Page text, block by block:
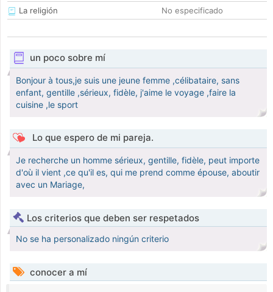
La religión
No especificado
un poco sobre mí
Bonjour à tous,je suis une jeune femme ,célibataire, sans
enfant, gentille ,sérieux, fidèle, j'aime le voyage ,faire la
cuisine ,le sport
Lo que espero de mi pareja.
Je recherche un homme sérieux, gentille, fidèle, peut importe
d'où il vient ,ce qu'il es, qui me prend comme épouse, aboutir
avec un Mariage,
Los criterios que deben ser respetados
No se ha personalizado ningún criterio
conocer a mí